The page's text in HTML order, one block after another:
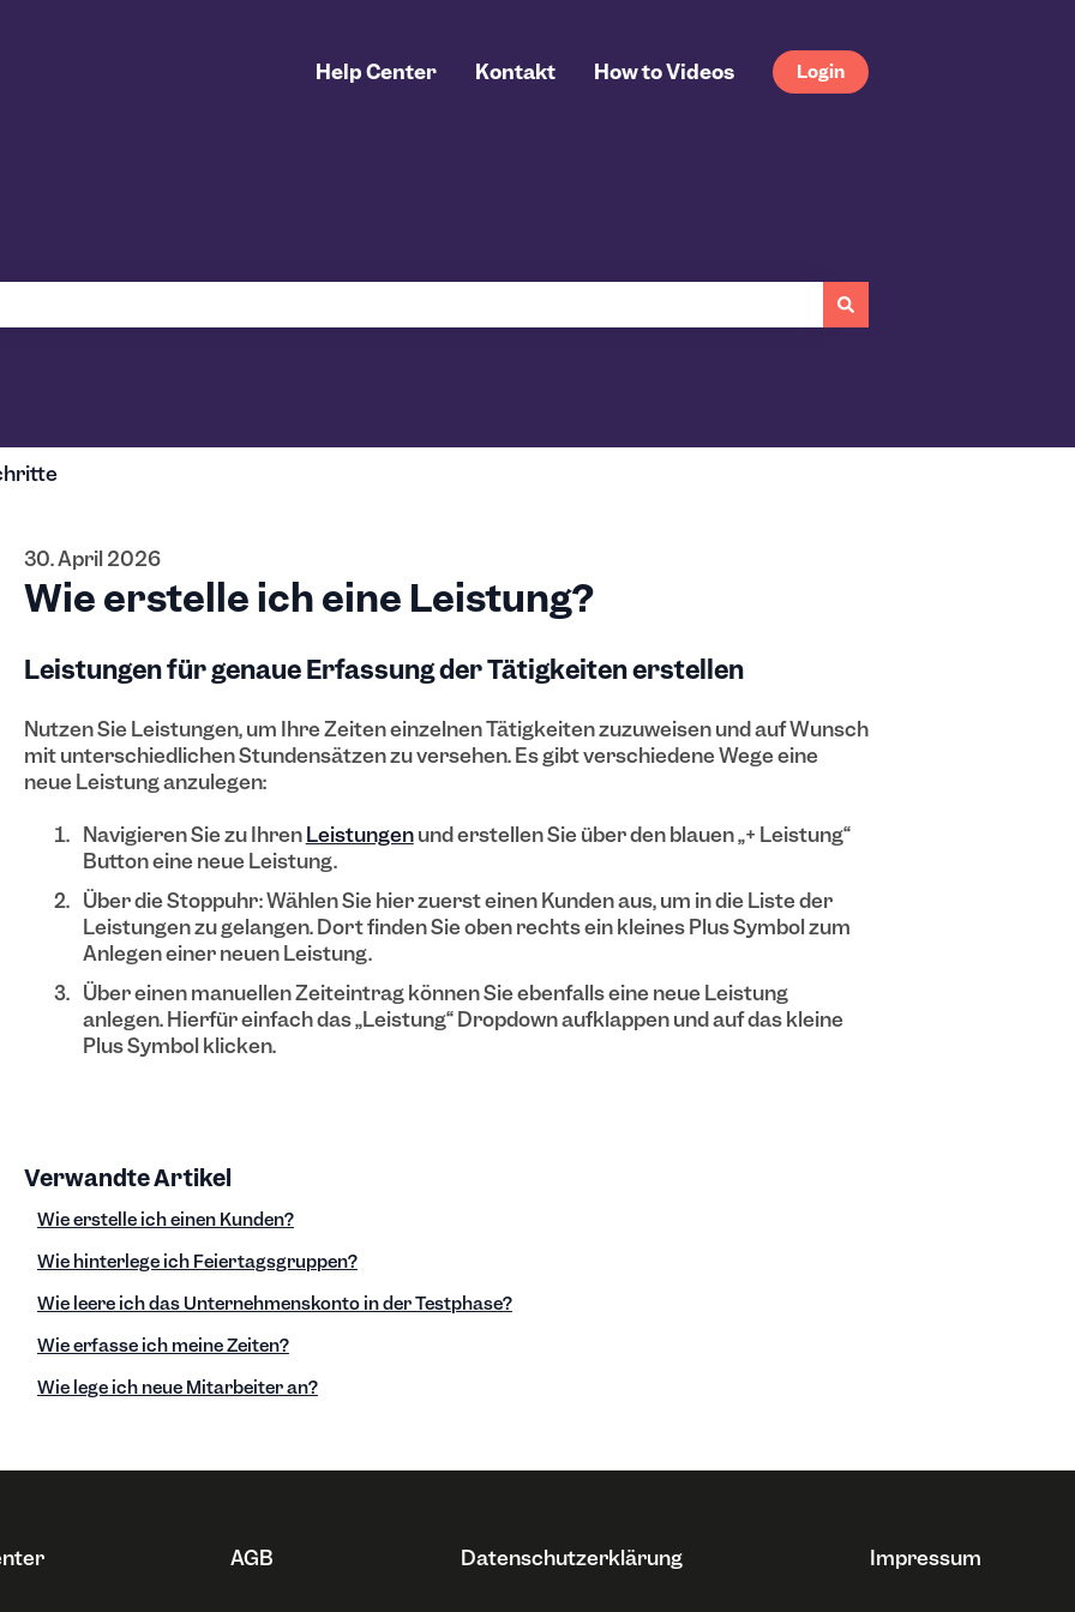
Help Center Kontakt How to Videos Login
30. April 2026
Wie erstelle ich eine Leistung?
Leistungen für genaue Erfassung der Tätigkeiten erstellen
Nutzen Sie Leistungen, um Ihre Zeiten einzelnen Tätigkeiten zuzuweisen und auf Wunsch
mit unterschiedlichen Stundensätzen zu versehen.Es gibt verschiedene Wege eine
neue Leistung anzulegen:
Navigieren Sie zu IhrenLeistungenund erstellen Sie über den blauen „+ Leistung“
Button eine neue Leistung.
Über die Stoppuhr: Wählen Sie hier zuerst einen Kunden aus, um in die Liste der
Leistungen zu gelangen. Dort finden Sie oben rechts ein kleines Plus Symbol zum
Anlegen einer neuen Leistung.
Über einen manuellen Zeiteintrag können Sie ebenfalls eine neue Leistung
anlegen. Hierfür einfach das „Leistung“ Dropdown aufklappen und auf das kleine
Plus Symbol klicken.
Verwandte Artikel
Wie erstelle ich einen Kunden?
Wie hinterlege ich Feiertagsgruppen?
Wie leere ich das Unternehmenskonto in der Testphase?
Wie erfasse ich meine Zeiten?
Wie lege ich neue Mitarbeiter an?
AGB Datenschutzerklärung Impressum